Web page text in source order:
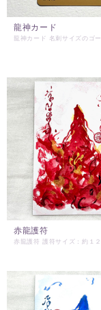
龍神カード
赤龍護符